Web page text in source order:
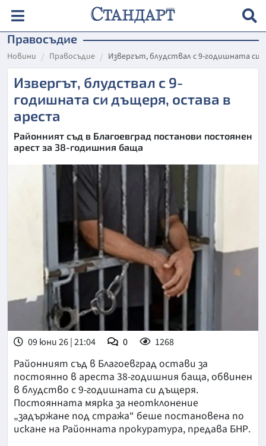
Правосъдие
Новини Правосъдие Извергът, блудствал с 9-годишната си
Извергът, блудствал с 9-
годишната си дъщеря, остава в
ареста
Районният съд в Благоевград постанови постоянен
арест за 38-годишния баща
09 юни 26 | 21:04 0 1268
Районният съд в Благоевград остави за
постоянно в ареста 38-годишния баща, обвинен
в блудство с 9-годишната си дъщеря.
Постоянната мярка за неотклонение
„задържане под стража“ беше постановена по
искане на Районната прокуратура, предава БНР.